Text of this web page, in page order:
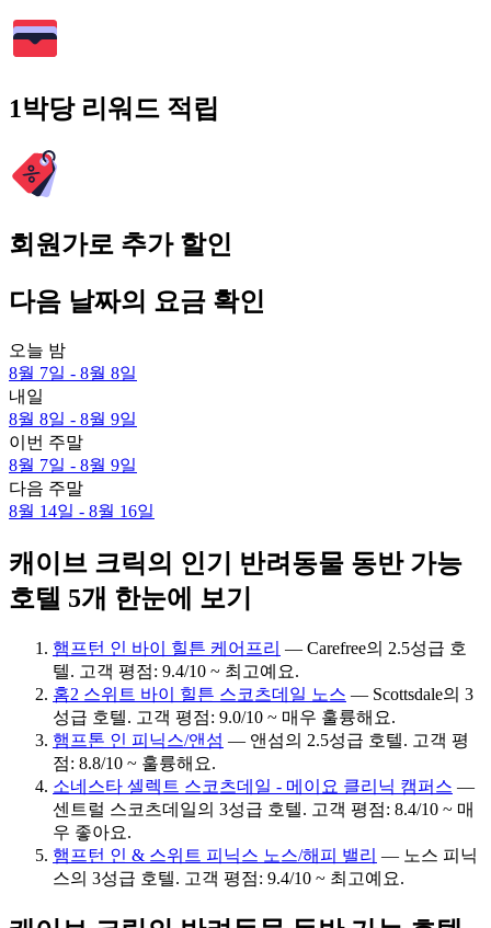
1박당 리워드 적립
회원가로 추가 할인
다음 날짜의 요금 확인
오늘 밤
8월 7일 - 8월 8일
내일
8월 8일 - 8월 9일
이번 주말
8월 7일 - 8월 9일
다음 주말
8월 14일 - 8월 16일
캐이브 크릭의 인기 반려동물 동반 가능
호텔 5개 한눈에 보기
햄프턴 인 바이 힐튼 케어프리 — Carefree의 2.5성급 호
텔. 고객 평점: 9.4/10 ~ 최고예요.
홈2 스위트 바이 힐튼 스코츠데일 노스 — Scottsdale의 3
성급 호텔. 고객 평점: 9.0/10 ~ 매우 훌륭해요.
햄프톤 인 피닉스/앤섬 — 앤섬의 2.5성급 호텔. 고객 평
점: 8.8/10 ~ 훌륭해요.
소네스타 셀렉트 스코츠데일 - 메이요 클리닉 캠퍼스 —
센트럴 스코츠데일의 3성급 호텔. 고객 평점: 8.4/10 ~ 매
우 좋아요.
햄프턴 인 & 스위트 피닉스 노스/해피 밸리 — 노스 피닉
스의 3성급 호텔. 고객 평점: 9.4/10 ~ 최고예요.